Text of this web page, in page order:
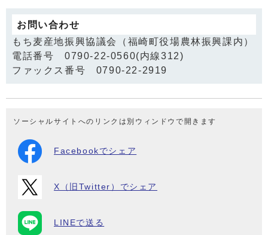
お問い合わせ
もち麦産地振興協議会（福崎町役場農林振興課内）
電話番号 0790-22-0560(内線312)
ファックス番号 0790-22-2919
ソーシャルサイトへのリンクは別ウィンドウで開きます
Facebookでシェア
X（旧Twitter）でシェア
LINEで送る